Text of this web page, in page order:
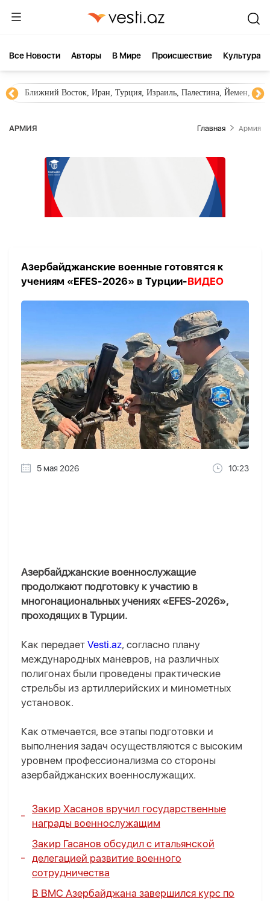
Все Новости Aвторы В Мире Происшествие Культура
Ближний Восток, Иран, Турция, Израиль, Палестина, Йемен,
АРМИЯ Главная Армия
Азербайджанские военные готовятся к
учениям «EFES-2026» в Турции-ВИДЕО
5 мая 2026 10:23
Азербайджанские военнослужащие
продолжают подготовку к участию в
многонациональных учениях «EFES-2026»,
проходящих в Турции.
Как передает Vesti.az, согласно плану
международных маневров, на различных
полигонах были проведены практические
стрельбы из артиллерийских и минометных
установок.
Как отмечается, все этапы подготовки и
выполнения задач осуществляются с высоким
уровнем профессионализма со стороны
азербайджанских военнослужащих.
Закир Хасанов вручил государственные
награды военнослужащим
Закир Гасанов обсудил с итальянской
делегацией развитие военного
сотрудничества
В ВМС Азербайджана завершился курс по